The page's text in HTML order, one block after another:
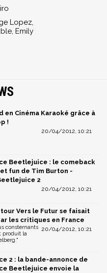
Lopez,
Emily
en Cinéma Karaoké grâce à
!
20/04/2012, 10:21
Beetlejuice : le comeback
fun de Tim Burton -
2
20/04/2012, 10:21
Vers le Futur se faisait
les critiques en France
20/04/2012, 10:21
consternants
produit la
2 : la bande-annonce de
Beetlejuice envoie la